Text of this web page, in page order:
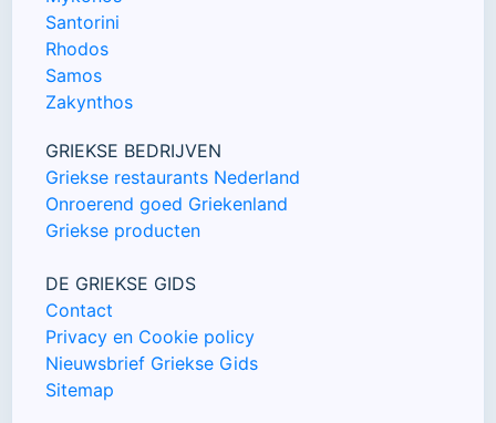
Santorini
Rhodos
Samos
Zakynthos
GRIEKSE BEDRIJVEN
Griekse restaurants Nederland
Onroerend goed Griekenland
Griekse producten
DE GRIEKSE GIDS
Contact
Privacy en Cookie policy
Nieuwsbrief Griekse Gids
Sitemap